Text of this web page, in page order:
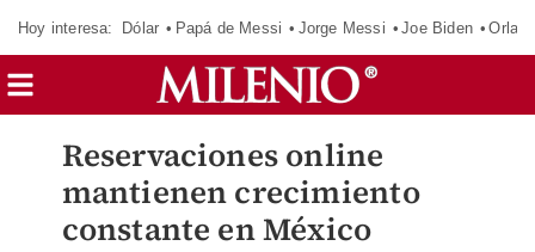
Hoy interesa: Dólar Papá de Messi Jorge Messi Joe Biden
Reservaciones online
mantienen crecimiento
constante en México